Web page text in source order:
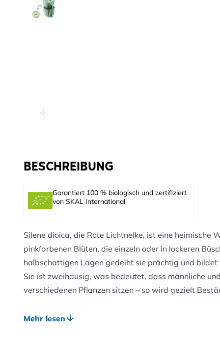
BESCHREIBUNG
Garantiert 100 % biologisch und zertifiziert
von SKAL International
Silene dioica, die Rote Lichtnelke, ist eine heimische
pinkfarbenen Blüten, die einzeln oder in lockeren
halbschattigen Lagen gedeiht sie prächtig und
Sie ist zweihäusig, was bedeutet, dass männliche
verschiedenen Pflanzen sitzen – so wird gezielt
Vorteile für Gartentiere:
Mehr lesen